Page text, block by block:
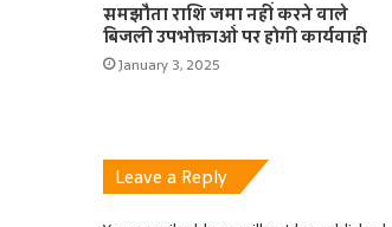
समझौता राशि जमा नहीं करने वाले
बिजली उपभोक्ताओं पर होगी कार्यवाही
January 3, 2025
Leave a Reply